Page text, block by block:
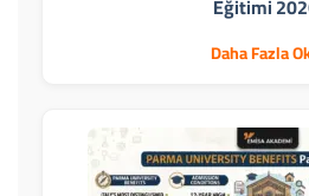
Daha Fazla